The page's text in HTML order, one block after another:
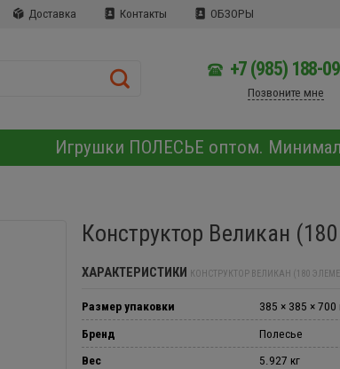
Доставка Контакты ОБЗОРЫ
+7 (985) 188-
Позвоните мне
Игрушки ПОЛЕСЬЕ оптом.
Конструктор Великан
ХАРАКТЕРИСТИКИ КОНСТРУКТОР ВЕЛИКАН (180
Размер упаковки
385 × 385 ×
Бренд
Полесье
Вес
5.927 кг